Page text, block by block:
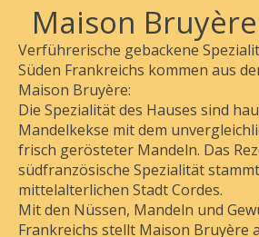
Maison
Verführerische gebackene
Süden Frankreichs kommen aus
Maison Bruyère:
Die Spezialität des Hauses sind
Mandelkekse mit dem
frisch gerösteter Mandeln. Das
südfranzösische Spezialität
mittelalterlichen Stadt Cordes.
Mit den Nüssen, Mandeln und
Frankreichs stellt Maison Bruyère